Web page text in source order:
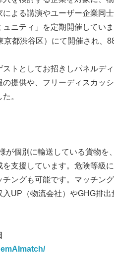
よる講演やユーザー企業同
ニティ」を定期開催してい
都渋谷区）にて開催され、
トとしてお招きしパネルデ
提供や、フリーディスカッ
。
が個別に輸送している貨物を
支援しています。危険等級
ングも可能です。マッチン
UP（物流会社）やGHG排